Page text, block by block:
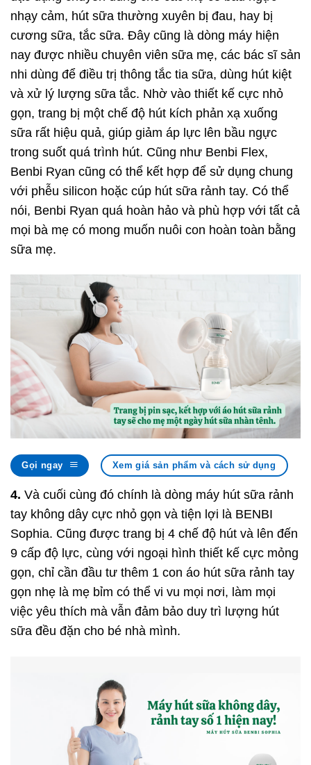
nhạy cảm, hút sữa thường xuyên bị đau, hay bị
cương sữa, tắc sữa. Đây cũng là dòng máy hiện
nay được nhiều chuyên viên sữa mẹ, các bác sĩ sản
nhi dùng để điều trị thông tắc tia sữa, dùng hút kiệt
và xử lý lượng sữa tắc. Nhờ vào thiết kế cực nhỏ
gọn, trang bị một chế độ hút kích phản xạ xuống
sữa rất hiệu quả, giúp giảm áp lực lên bầu ngực
trong suốt quá trình hút. Cũng như Benbi Flex,
Benbi Ryan cũng có thể kết hợp để sử dụng chung
với phễu silicon hoặc cúp hút sữa rảnh tay. Có thể
nói, Benbi Ryan quá hoàn hảo và phù hợp với tất cả
mọi bà mẹ có mong muốn nuôi con hoàn toàn bằng
sữa mẹ.
Gọi ngay Xem giá sản phẩm và cách sử dụng
4. Và cuối cùng đó chính là dòng máy hút sữa rảnh
tay không dây cực nhỏ gọn và tiện lợi là BENBI
Sophia. Cũng được trang bị 4 chế độ hút và lên đến
9 cấp độ lực, cùng với ngoại hình thiết kế cực mỏng
gọn, chỉ cần đầu tư thêm 1 con áo hút sữa rảnh tay
gọn nhẹ là mẹ bỉm có thể vi vu mọi nơi, làm mọi
việc yêu thích mà vẫn đảm bảo duy trì lượng hút
sữa đều đặn cho bé nhà mình.